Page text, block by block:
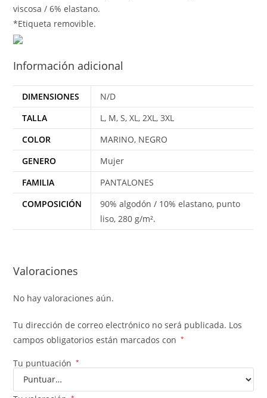
viscosa / 6% elastano.
*Etiqueta removible.
Información adicional
DIMENSIONES
N/D
TALLA
L, M, S, XL, 2XL, 3XL
COLOR
MARINO, NEGRO
GENERO
Mujer
FAMILIA
PANTALONES
COMPOSICIÓN
90% algodón / 10% elastano, punto
liso, 280 g/m².
Valoraciones
No hay valoraciones aún.
Tu dirección de correo electrónico no será publicada. Los
campos obligatorios están marcados con
*
Tu puntuación *